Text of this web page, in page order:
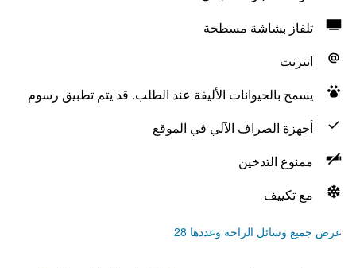
تلفاز بشاشة مسطحة
انترنت
يسمح بالحيوانات الأليفة عند الطلب. قد يتم تطبيق رسوم
أجهزة الصراف الآلي في الموقع
ممنوع التدخين
مع تكييف
عرض جميع وسائل الراحة وعددها 28